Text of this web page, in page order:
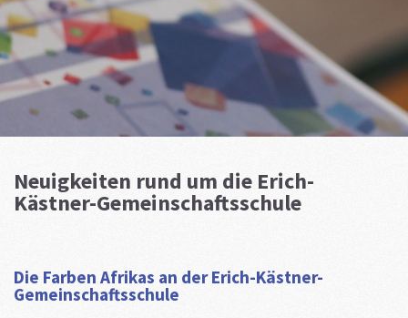
Neuigkeiten rund um die Erich-
Kästner-Gemeinschaftsschule
Die Farben Afrikas an der Erich-Kästner-
Gemeinschaftsschule